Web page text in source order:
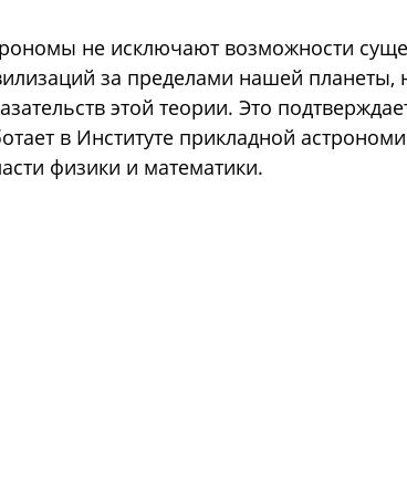
не исключают возможности
за пределами нашей планеты,
этой теории. Это
в Институте прикладной
физики и математики.